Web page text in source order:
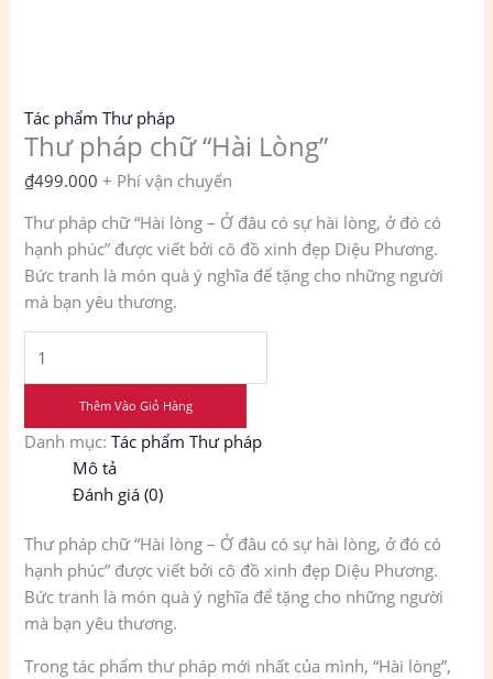
Tác phẩm Thư pháp
Thư pháp chữ “Hài Lòng”
₫499.000 + Phí vận chuyển
Thư pháp chữ “Hài lòng – Ở đâu có sự hài lòng, ở đó có
hạnh phúc” được viết bởi cô đồ xinh đẹp Diệu Phương.
Bức tranh là món quà ý nghĩa để tặng cho những người
mà bạn yêu thương.
Thêm Vào Giỏ Hàng
Danh mục:Tác phẩm Thư pháp
Mô tả
Đánh giá (0)
Thư pháp chữ “Hài lòng – Ở đâu có sự hài lòng, ở đó có
hạnh phúc” được viết bởi cô đồ xinh đẹp Diệu Phương.
Bức tranh là món quà ý nghĩa để tặng cho những người
mà bạn yêu thương.
Trong tác phẩm thư pháp mới nhất của mình, “Hài lòng”,